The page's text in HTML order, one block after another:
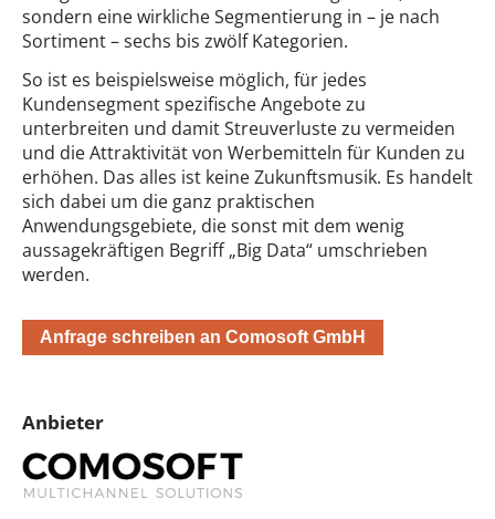
sondern eine wirkliche Segmentierung in – je nach
Sortiment – sechs bis zwölf Kategorien.
So ist es beispielsweise möglich, für jedes
Kundensegment spezifische Angebote zu
unterbreiten und damit Streuverluste zu vermeiden
und die Attraktivität von Werbemitteln für Kunden zu
erhöhen. Das alles ist keine Zukunftsmusik. Es handelt
sich dabei um die ganz praktischen
Anwendungsgebiete, die sonst mit dem wenig
aussagekräftigen Begriff „Big Data“ umschrieben
werden.
Anfrage schreiben an Comosoft GmbH
Anbieter